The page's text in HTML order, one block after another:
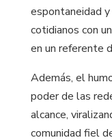
espontaneidad
cotidianos con
en un referente
Además, el
poder de las
alcance,
comunidad fiel